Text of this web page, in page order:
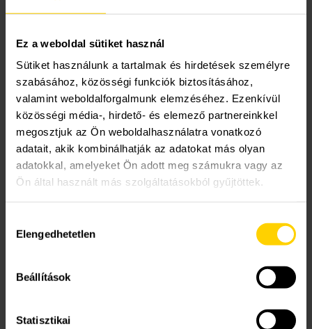
Ez a weboldal sütiket használ
Sütiket használunk a tartalmak és hirdetések személyre
szabásához, közösségi funkciók biztosításához,
valamint weboldalforgalmunk elemzéséhez. Ezenkívül
közösségi média-, hirdető- és elemező partnereinkkel
megosztjuk az Ön weboldalhasználatra vonatkozó
adatait, akik kombinálhatják az adatokat más olyan
adatokkal, amelyeket Ön adott meg számukra vagy az
Ön által használt más szolgáltatásokból gyűjtöttek.
kiválasztása
Elengedhetetlen
Beállítások
Statisztikai
Támogatások
Műszaki, értékesítési tanácsadás
Szolgáltatás megrendelés
Lakossági szerviz
A Remeha
Cégtörténet
Elérhetőségeink
Karrier
Hol találom az eTwist
QR-kódot?
A termosztáton lépjen a Beállítások > eszköz vagy
szolgáltatás regisztrálása menüpontra a
főmenüben. Írja be a regisztrációs kódot az
alkalmazásba, vagy olvassa be a QR-kódot
mobileszközével.